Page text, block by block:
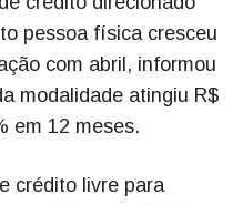
pessoa física cresceu
com abril, informou
modalidade atingiu R$
em 12 meses.
crédito livre para